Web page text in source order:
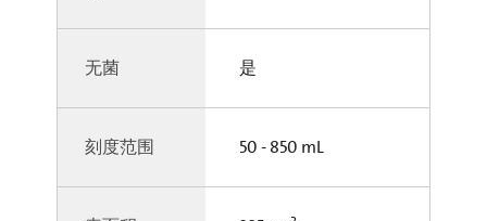
无菌 是
刻度范围 50 - 850 mL